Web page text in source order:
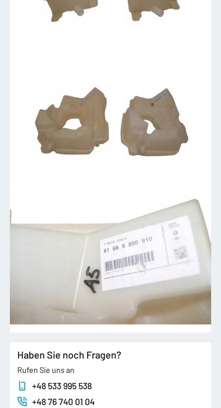
Haben Sie noch Fragen?
Rufen Sie uns an
+48 533 995 538
+48 76 740 01 04